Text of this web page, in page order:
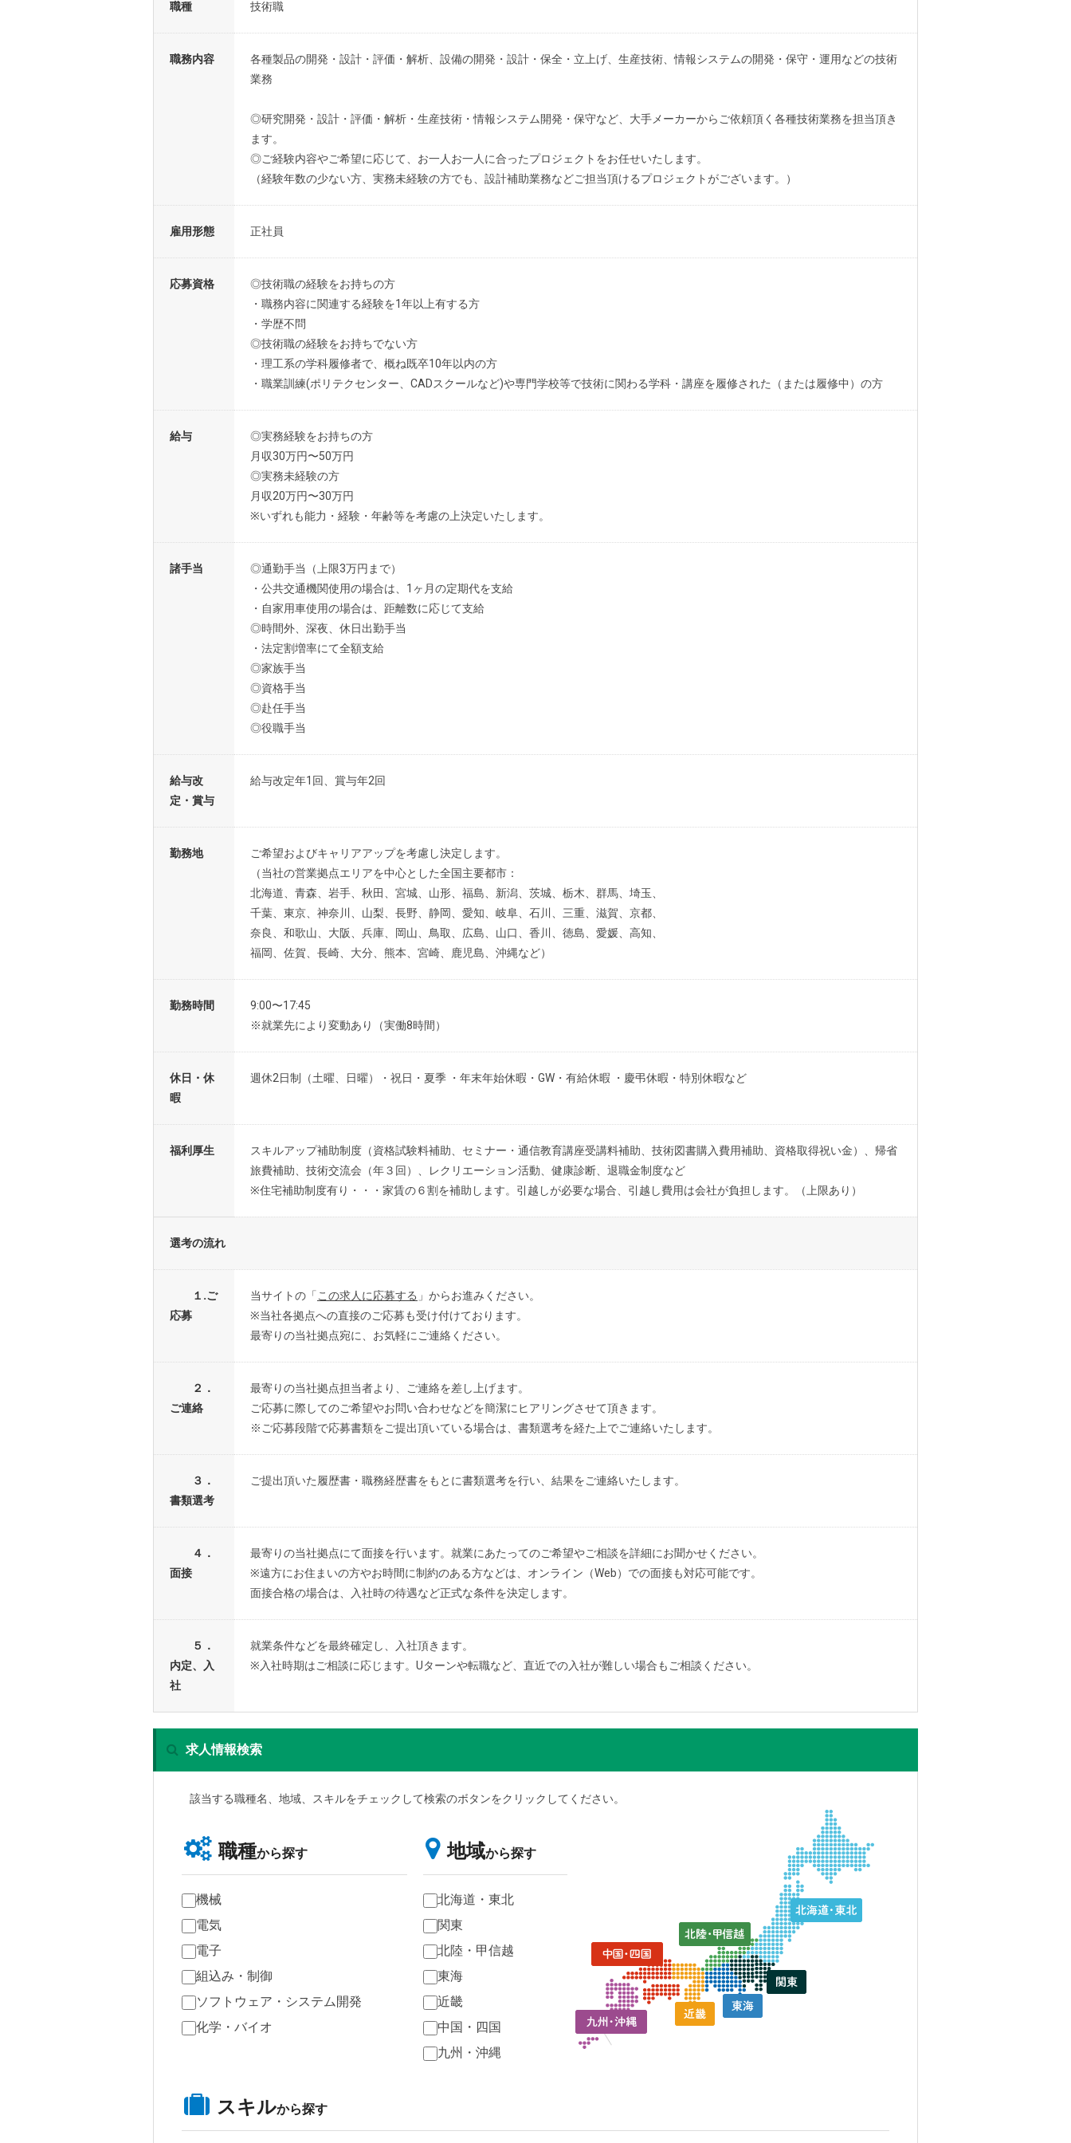
職種 技術職
職務内容
各種製品の開発・設計・評価・解析、設備の開発・設計・保全・立上げ、生産技術、情報システムの開発・保守・運用などの技術
業務
◎研究開発・設計・評価・解析・生産技術・情報システム開発・保守など、大手メーカーからご依頼頂く各種技術業務を担当頂き
ます。
◎ご経験内容やご希望に応じて、お一人お一人に合ったプロジェクトをお任せいたします。
（経験年数の少ない方、実務未経験の方でも、設計補助業務などご担当頂けるプロジェクトがございます。）
雇用形態 正社員
応募資格
◎技術職の経験をお持ちの方
・職務内容に関連する経験を1年以上有する方
・学歴不問
◎技術職の経験をお持ちでない方
・理工系の学科履修者で、概ね既卒10年以内の方
・職業訓練(ポリテクセンター、CADスクールなど)や専門学校等で技術に関わる学科・講座を履修された（または履修中）の方
給与
◎実務経験をお持ちの方
月収30万円〜50万円
◎実務未経験の方
月収20万円〜30万円
※いずれも能力・経験・年齢等を考慮の上決定いたします。
諸手当
◎通勤手当（上限3万円まで）
・公共交通機関使用の場合は、1ヶ月の定期代を支給
・自家用車使用の場合は、距離数に応じて支給
◎時間外、深夜、休日出勤手当
・法定割増率にて全額支給
◎家族手当
◎資格手当
◎赴任手当
◎役職手当
給与改
定・賞与
給与改定年1回、賞与年2回
勤務地
ご希望およびキャリアアップを考慮し決定します。
（当社の営業拠点エリアを中心とした全国主要都市：
北海道、青森、岩手、秋田、宮城、山形、福島、新潟、茨城、栃木、群馬、埼玉、
千葉、東京、神奈川、山梨、長野、静岡、愛知、岐阜、石川、三重、滋賀、京都、
奈良、和歌山、大阪、兵庫、岡山、鳥取、広島、山口、香川、徳島、愛媛、高知、
福岡、佐賀、長崎、大分、熊本、宮崎、鹿児島、沖縄など）
勤務時間
9:00〜17:45
※就業先により変動あり（実働8時間）
休日・休
暇
週休2日制（土曜、日曜）・祝日・夏季 ・年末年始休暇・GW・有給休暇 ・慶弔休暇・特別休暇など
福利厚生
スキルアップ補助制度（資格試験料補助、セミナー・通信教育講座受講料補助、技術図書購入費用補助、資格取得祝い金）、帰省
旅費補助、技術交流会（年３回）、レクリエーション活動、健康診断、退職金制度など
※住宅補助制度有り・・・家賃の６割を補助します。引越しが必要な場合、引越し費用は会社が負担します。（上限あり）
選考の流れ
１.ご
応募
当サイトの「この求人に応募する 」からお進みください。
※当社各拠点への直接のご応募も受け付けております。
最寄りの当社拠点宛に、お気軽にご連絡ください。
２．
ご連絡
最寄りの当社拠点担当者より、ご連絡を差し上げます。
ご応募に際してのご希望やお問い合わせなどを簡潔にヒアリングさせて頂きます。
※ご応募段階で応募書類をご提出頂いている場合は、書類選考を経た上でご連絡いたします。
３．
書類選考
ご提出頂いた履歴書・職務経歴書をもとに書類選考を行い、結果をご連絡いたします。
４．
面接
最寄りの当社拠点にて面接を行います。就業にあたってのご希望やご相談を詳細にお聞かせください。
※遠方にお住まいの方やお時間に制約のある方などは、オンライン（Web）での面接も対応可能です。
面接合格の場合は、入社時の待遇など正式な条件を決定します。
５．
内定、入
社
就業条件などを最終確定し、入社頂きます。
※入社時期はご相談に応じます。Uターンや転職など、直近での入社が難しい場合もご相談ください。
求人情報検索
該当する職種名、地域、スキルをチェックして検索のボタンをクリックしてください。
職種から探す
機械
電気
電子
組込み・制御
ソフトウェア・システム開発
化学・バイオ
地域から探す
北海道・東北
関東
北陸・甲信越
東海
近畿
中国・四国
九州・沖縄
スキルから探す